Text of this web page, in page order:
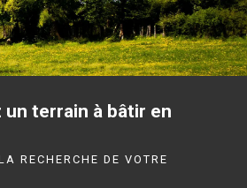
terrain à bâtir en
RECHERCHE DE VOTRE